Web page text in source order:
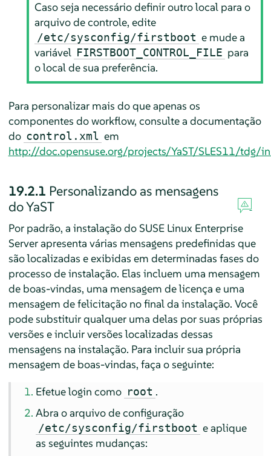
Caso seja necessário definir outro local para o
arquivo de controle, edite
/etc/sysconfig/firstboot e mude a
variável FIRSTBOOT_CONTROL_FILE para
o local de sua preferência.
Para personalizar mais do que apenas os
componentes do workflow, consulte a documentação
do control.xml em
http://doc.opensuse.org/projects/YaST/SLES11/tdg/
19.2.1 Personalizando as mensagens
do YaST
Por padrão, a instalação do SUSE Linux Enterprise
Serverapresenta várias mensagens predefinidas que
são localizadas e exibidas em determinadas fases do
processo de instalação. Elas incluem uma mensagem
de boas-vindas, uma mensagem de licença e uma
mensagem de felicitação no final da instalação. Você
pode substituir qualquer uma delas por suas próprias
versões e incluir versões localizadas dessas
mensagens na instalação. Para incluir sua própria
mensagem de boas-vindas, faça o seguinte:
Efetue login como root .
Abra o arquivo de configuração
/etc/sysconfig/firstboot e aplique
as seguintes mudanças: